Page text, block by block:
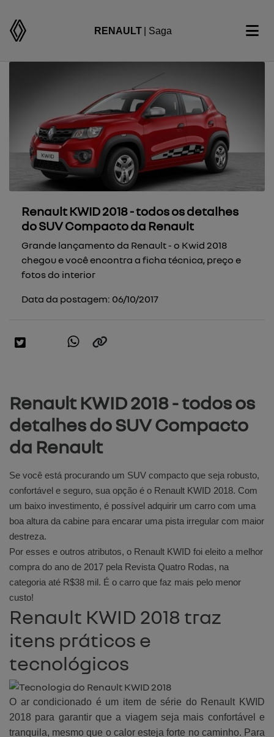
RENAULT | Saga
Renault KWID 2018 - todos os detalhes
do SUV Compacto da Renault
Grande lançamento da Renault - o Kwid 2018
chegou e você encontra a ficha técnica, preço e
fotos do interior
Data da postagem: 06/10/2017
Renault KWID 2018 - todos os
detalhes do SUV Compacto
da Renault
Se você está procurando um SUV compacto que seja robusto,
confortável e seguro, sua opção é o Renault KWID 2018. Com
um baixo investimento, é possível adquirir um carro com uma
boa altura da cabine para encarar uma pista irregular com maior
destreza.
Por esses e outros atributos, o Renault KWID foi eleito a melhor
compra do ano de 2017 pela Revista Quatro Rodas, na
categoria até R$38 mil. É o carro que faz mais pelo menor
custo!
Renault KWID 2018 traz
itens práticos e
tecnológicos
O ar condicionado é um item de série do Renault KWID
2018 para garantir que a viagem seja mais confortável e
tranquila, mesmo que o calor esteja forte no caminho. Para